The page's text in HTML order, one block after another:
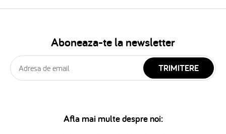
Aboneaza-te la newsletter
TRIMITERE
Afla mai multe despre noi: